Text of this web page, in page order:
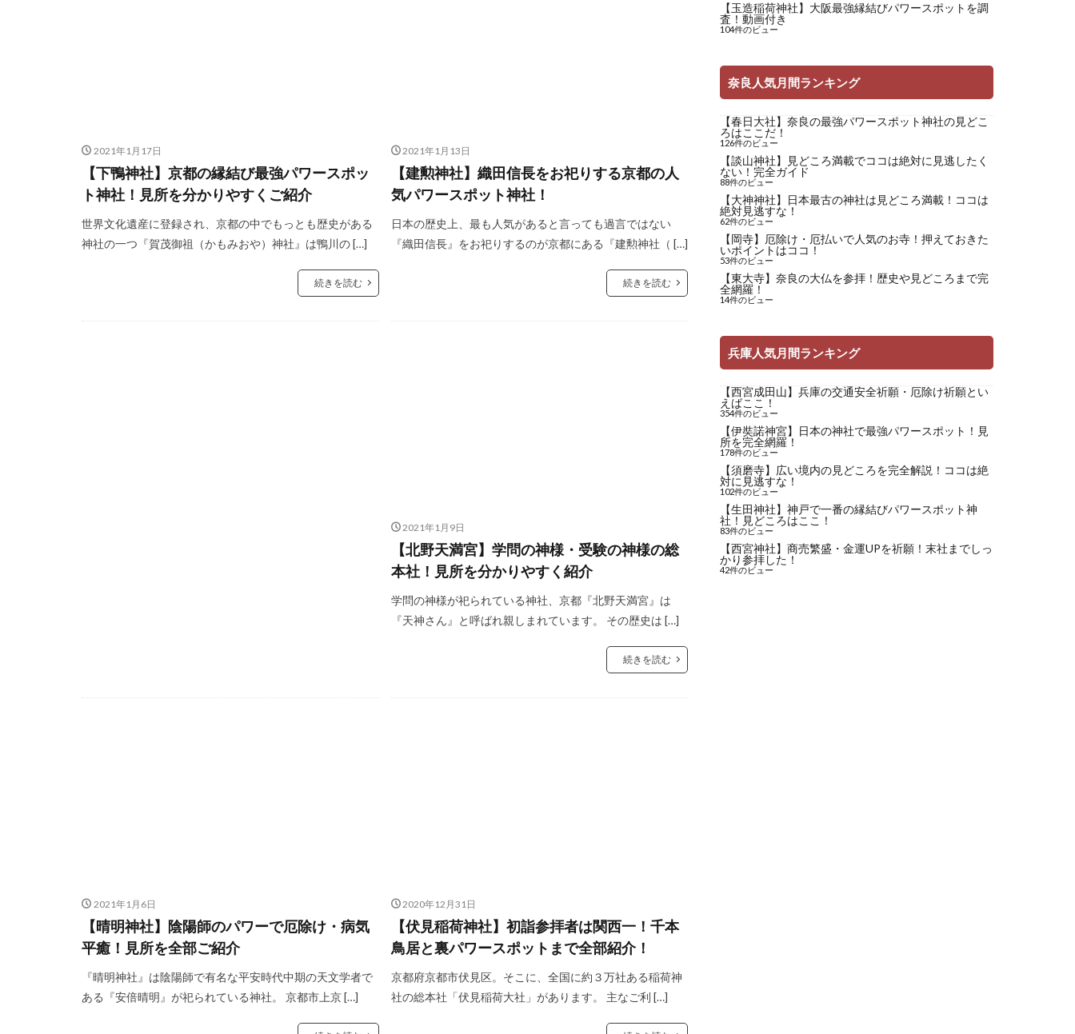
2021年1月17日
【下鴨神社】京都の縁結び最強パワースポッ
ト神社！見所を分かりやすくご紹介
世界文化遺産に登録され、京都の中でもっとも歴史がある
神社の一つ『賀茂御祖（かもみおや）神社』は鴨川の […]
続きを読む
2021年1月13日
【建勲神社】織田信長をお祀りする京都の人
気パワースポット神社！
日本の歴史上、最も人気があると言っても過言ではない
『織田信長』をお祀りするのが京都にある『建勲神社（ […]
続きを読む
2021年1月9日
【北野天満宮】学問の神様・受験の神様の総
本社！見所を分かりやすく紹介
学問の神様が祀られている神社、京都『北野天満宮』は
『天神さん』と呼ばれ親しまれています。 その歴史は […]
続きを読む
2021年1月6日
【晴明神社】陰陽師のパワーで厄除け・病気
平癒！見所を全部ご紹介
『晴明神社』は陰陽師で有名な平安時代中期の天文学者で
ある『安倍晴明』が祀られている神社。 京都市上京 […]
2020年12月31日
【伏見稲荷神社】初詣参拝者は関西一！千本
鳥居と裏パワースポットまで全部紹介！
京都府京都市伏見区。そこに、全国に約３万社ある稲荷神
社の総本社「伏見稲荷大社」があります。 主なご利 […]
【玉造稲荷神社】大阪最強縁結びパワースポットを調
査！動画付き
104件のビュー
奈良人気月間ランキング
【春日大社】奈良の最強パワースポット神社の見どこ
ろはここだ！
126件のビュー
【談山神社】見どころ満載でココは絶対に見逃したく
ない！完全ガイド
88件のビュー
【大神神社】日本最古の神社は見どころ満載！ココは
絶対見逃すな！
62件のビュー
【岡寺】厄除け・厄払いで人気のお寺！押えておきた
いポイントはココ！
53件のビュー
【東大寺】奈良の大仏を参拝！歴史や見どころまで完
全網羅！
14件のビュー
兵庫人気月間ランキング
【西宮成田山】兵庫の交通安全祈願・厄除け祈願とい
えばここ！
354件のビュー
【伊奘諾神宮】日本の神社で最強パワースポット！見
所を完全網羅！
178件のビュー
【須磨寺】広い境内の見どころを完全解説！ココは絶
対に見逃すな！
102件のビュー
【生田神社】神戸で一番の縁結びパワースポット神
社！見どころはここ！
83件のビュー
【西宮神社】商売繁盛・金運UPを祈願！末社までしっ
かり参拝した！
42件のビュー